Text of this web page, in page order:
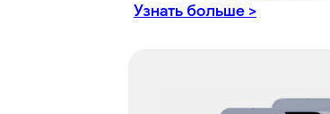
Узнать больше >